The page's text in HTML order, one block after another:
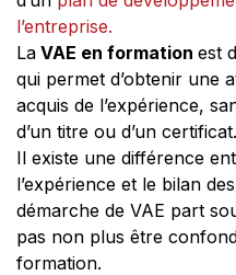
l’entreprise.
La VAE en formation est
qui permet d’obtenir une
acquis de l’expérience,
d’un titre ou d’un certificat.
Il existe une différence
l’expérience et le bilan
démarche de VAE part
pas non plus être
formation.